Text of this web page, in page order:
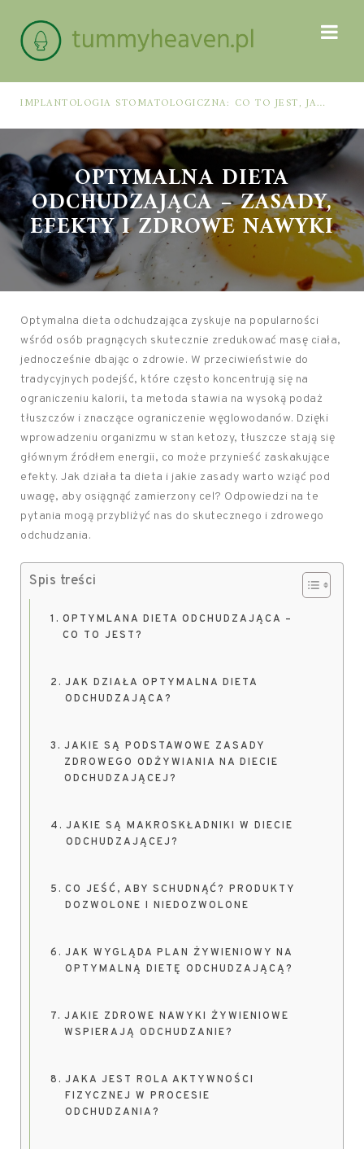
IMPLANTOLOGIA STOMATOLOGICZNA: CO TO JEST, JAK WYGLĄDA PROCES IMPLANTACJI I GOJENIA ORAZ DLA KOGO MA ZASTOSOWANIE
OPTYMALNA DIETA
ODCHUDZAJĄCA – ZASADY,
EFEKTY I ZDROWE NAWYKI
Optymalna dieta odchudzająca zyskuje na popularności
wśród osób pragnących skutecznie zredukować masę ciała,
jednocześnie dbając o zdrowie. W przeciwieństwie do
tradycyjnych podejść, które często koncentrują się na
ograniczeniu kalorii, ta metoda stawia na wysoką podaż
tłuszczów i znaczące ograniczenie węglowodanów. Dzięki
wprowadzeniu organizmu w stan ketozy, tłuszcze stają się
głównym źródłem energii, co może przynieść zaskakujące
efekty. Jak działa ta dieta i jakie zasady warto wziąć pod
uwagę, aby osiągnąć zamierzony cel? Odpowiedzi na te
pytania mogą przybliżyć nas do skutecznego i zdrowego
odchudzania.
Spis treści
OPTYMLANA DIETA ODCHUDZAJĄCA –
CO TO JEST?
JAK DZIAŁA OPTYMALNA DIETA
ODCHUDZAJĄCA?
JAKIE SĄ PODSTAWOWE ZASADY
ZDROWEGO ODŻYWIANIA NA DIECIE
ODCHUDZAJĄCEJ?
JAKIE SĄ MAKROSKŁADNIKI W DIECIE
ODCHUDZAJĄCEJ?
CO JEŚĆ, ABY SCHUDNĄĆ? PRODUKTY
DOZWOLONE I NIEDOZWOLONE
JAK WYGLĄDA PLAN ŻYWIENIOWY NA
OPTYMALNĄ DIETĘ ODCHUDZAJĄCĄ?
JAKIE ZDROWE NAWYKI ŻYWIENIOWE
WSPIERAJĄ ODCHUDZANIE?
JAKA JEST ROLA AKTYWNOŚCI
FIZYCZNEJ W PROCESIE
ODCHUDZANIA?